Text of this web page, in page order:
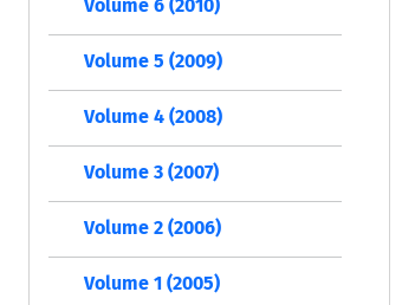
Volume 6 (2010)
Volume 5 (2009)
Volume 4 (2008)
Volume 3 (2007)
Volume 2 (2006)
Volume 1 (2005)